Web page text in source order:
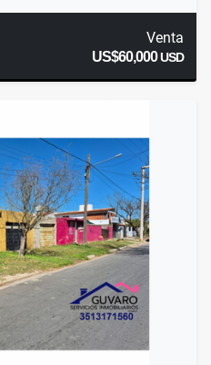
Venta
US$60,000USD